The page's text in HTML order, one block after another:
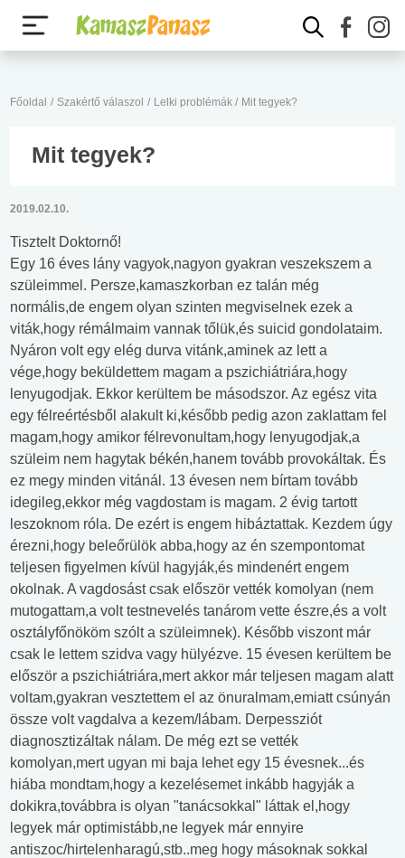
Főoldal / Szakértő válaszol / Lelki problémák / Mit tegyek?
Mit tegyek?
2019.02.10.
Tisztelt Doktornő!
Egy 16 éves lány vagyok,nagyon gyakran veszekszem a
szüleimmel. Persze,kamaszkorban ez talán még
normális,de engem olyan szinten megviselnek ezek a
viták,hogy rémálmaim vannak tőlük,és suicid gondolataim.
Nyáron volt egy elég durva vitánk,aminek az lett a
vége,hogy beküldettem magam a pszichiátriára,hogy
lenyugodjak. Ekkor kerültem be másodszor. Az egész vita
egy félreértésből alakult ki,később pedig azon zaklattam fel
magam,hogy amikor félrevonultam,hogy lenyugodjak,a
szüleim nem hagytak békén,hanem tovább provokáltak. És
ez megy minden vitánál. 13 évesen nem bírtam tovább
idegileg,ekkor még vagdostam is magam. 2 évig tartott
leszoknom róla. De ezért is engem hibáztattak. Kezdem úgy
érezni,hogy beleőrülök abba,hogy az én szempontomat
teljesen figyelmen kívül hagyják,és mindenért engem
okolnak. A vagdosást csak először vették komolyan (nem
mutogattam,a volt testnevelés tanárom vette észre,és a volt
osztályfőnököm szólt a szüleimnek). Később viszont már
csak le lettem szidva vagy hülyézve. 15 évesen kerültem be
először a pszichiátriára,mert akkor már teljesen magam alatt
voltam,gyakran vesztettem el az önuralmam,emiatt csúnyán
össze volt vagdalva a kezem/lábam. Derpessziót
diagnosztizáltak nálam. De még ezt se vették
komolyan,mert ugyan mi baja lehet egy 15 évesnek...és
hiába mondtam,hogy a kezelésemet inkább hagyják a
dokikra,továbbra is olyan "tanácsokkal" láttak el,hogy
legyek már optimistább,ne legyek már ennyire
antiszoc/hirtelenharagú,stb..meg hogy másoknak sokkal